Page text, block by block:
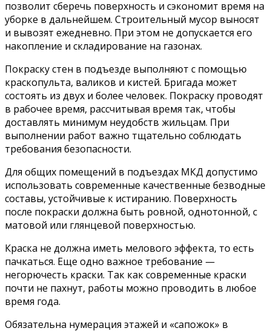
позволит сберечь поверхность и сэкономит время на
уборке в дальнейшем. Строительный мусор выносят
и вывозят ежедневно. При этом не допускается его
накопление и складирование на газонах.
Покраску стен в подъезде выполняют с помощью
краскопульта, валиков и кистей. Бригада может
состоять из двух и более человек. Покраску проводят
в рабочее время, рассчитывая время так, чтобы
доставлять минимум неудобств жильцам. При
выполнении работ важно тщательно соблюдать
требования безопасности.
Для общих помещений в подъездах МКД допустимо
использовать современные качественные безводные
составы, устойчивые к истиранию. Поверхность
после покраски должна быть ровной, однотонной, с
матовой или глянцевой поверхностью.
Краска не должна иметь мелового эффекта, то есть
пачкаться. Еще одно важное требование —
негорючесть краски. Так как современные краски
почти не пахнут, работы можно проводить в любое
время года.
Обязательна нумерация этажей и «сапожок» в